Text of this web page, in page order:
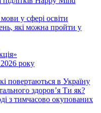
у сфері освіти
які можна пройти у
року
повертаються в Україну
здоров’я Ти як?
з тимчасово окупованих